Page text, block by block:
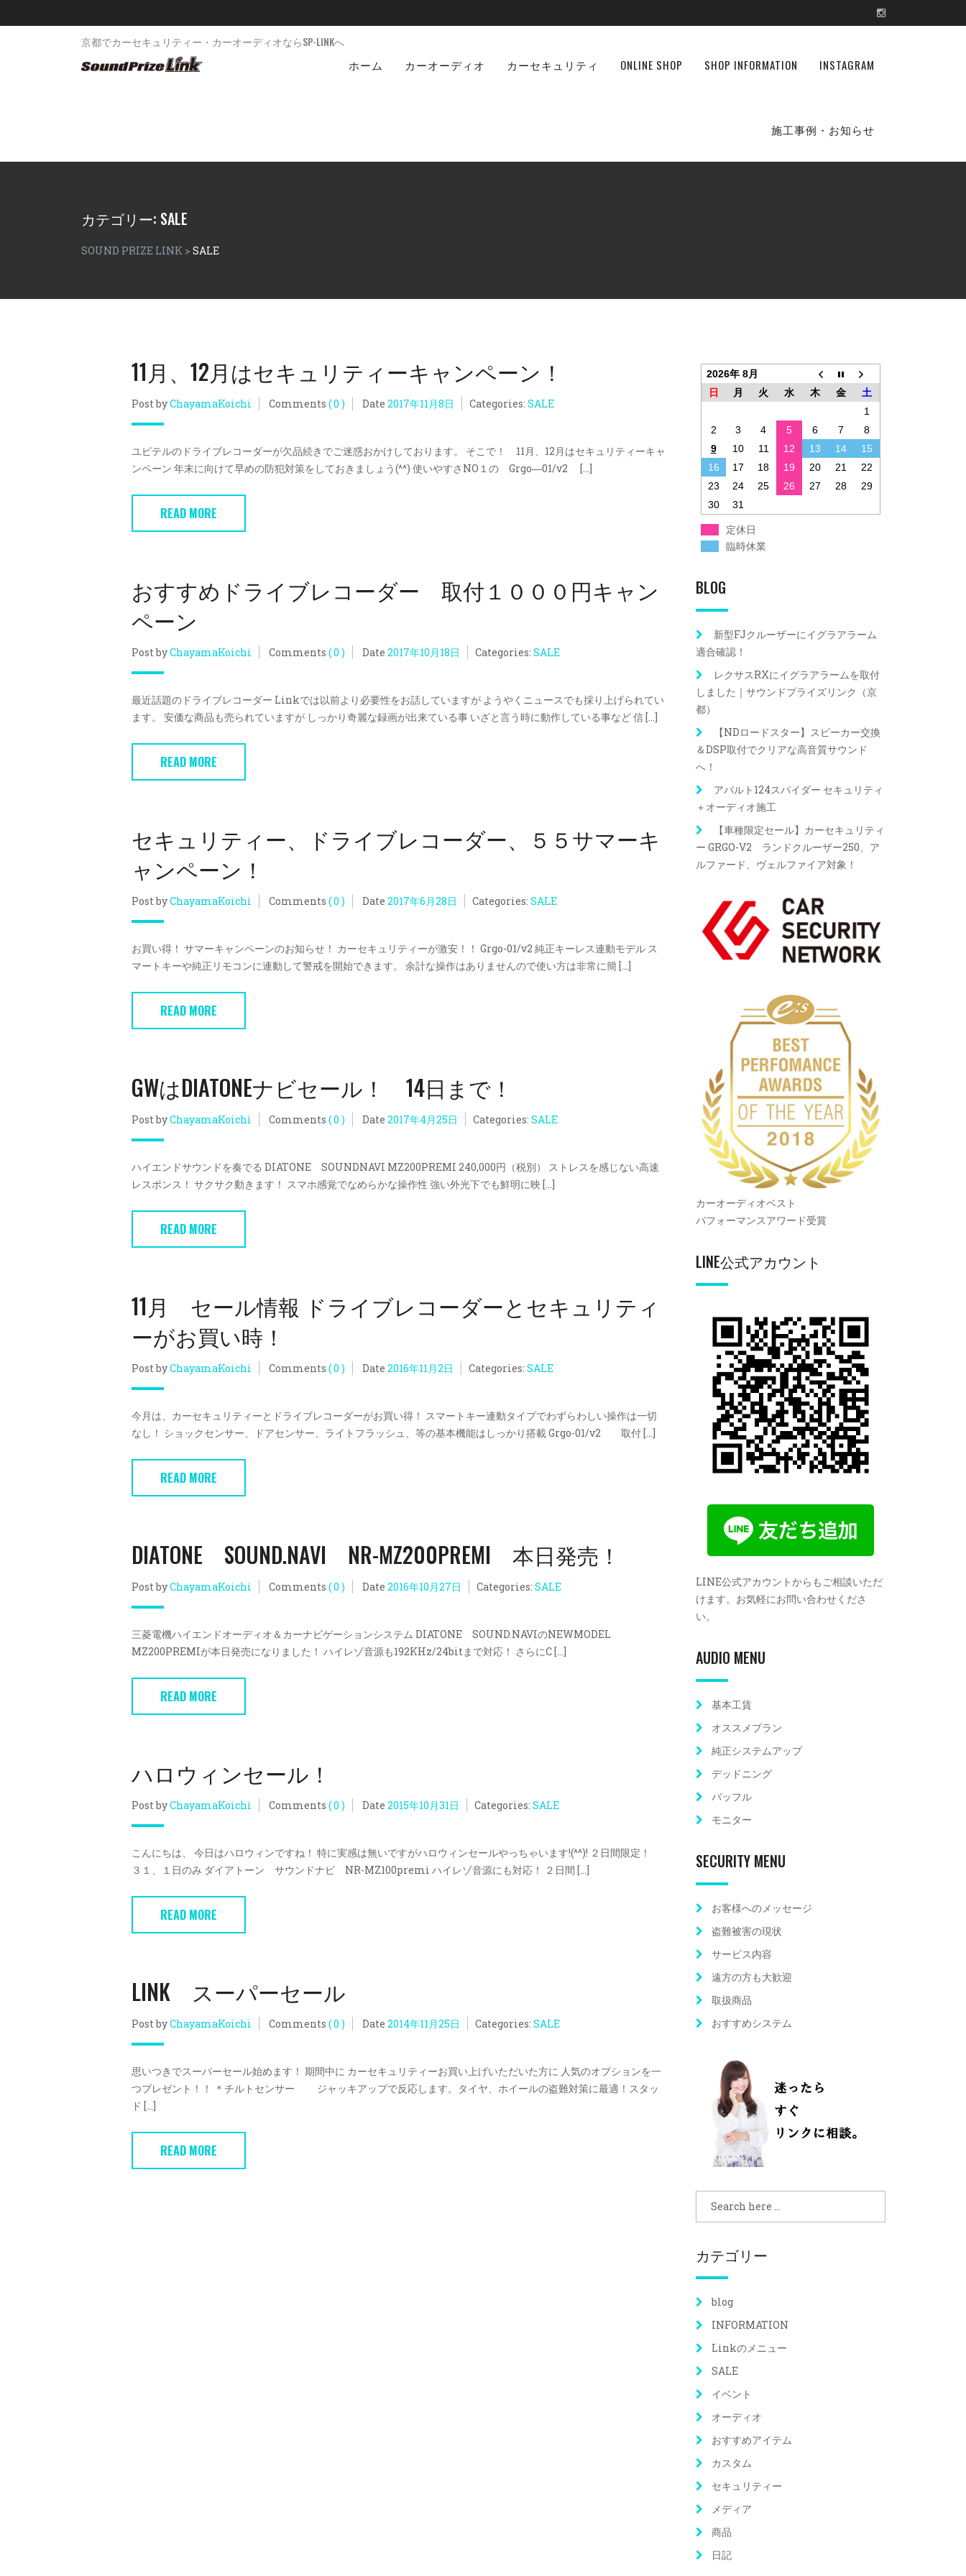
京都でカーセキュリティー・カーオーディオならSP-LINKへ
ホーム カーオーディオ カーセキュリティ ONLINE SHOP SHOP INFORMATION INSTAGRAM
施工事例・お知らせ
カテゴリー: SALE
SOUND PRIZE LINK > SALE
11月、12月はセキュリティーキャンペーン！
Post byChayamaKoichi Comments ( 0 ) Date 2017年11月8日 Categories: SALE
ユピテルのドライブレコーダーが欠品続きでご迷惑おかけしております。 そこで！ 11月、12月はセキュリティーキャ
ンペーン 年末に向けて早めの防犯対策をしておきましょう(^^) 使いやすさNO１の Grgo―01/v2 […]
READ MORE
おすすめドライブレコーダー 取付１０００円キャン
ペーン
Post byChayamaKoichi Comments ( 0 ) Date 2017年10月18日 Categories: SALE
最近話題のドライブレコーダー Linkでは以前より必要性をお話していますが ようやくニュースでも採り上げられてい
ます。 安価な商品も売られていますが しっかり奇麗な録画が出来ている事 いざと言う時に動作している事など 信 […]
READ MORE
セキュリティー、ドライブレコーダー、５５サマーキ
ャンペーン！
Post byChayamaKoichi Comments ( 0 ) Date 2017年6月28日 Categories: SALE
お買い得！ サマーキャンペーンのお知らせ！ カーセキュリティーが激安！！ Grgo-01/v2 純正キーレス連動モデル ス
マートキーや純正リモコンに連動して警戒を開始できます。 余計な操作はありませんので使い方は非常に簡 […]
READ MORE
GWはDIATONEナビセール！ 14日まで！
Post byChayamaKoichi Comments ( 0 ) Date 2017年4月25日 Categories: SALE
ハイエンドサウンドを奏でる DIATONE SOUNDNAVI MZ200PREMI 240,000円（税別） ストレスを感じない高速
レスポンス！ サクサク動きます！ スマホ感覚でなめらかな操作性 強い外光下でも鮮明に映 […]
READ MORE
11月 セール情報 ドライブレコーダーとセキュリティ
ーがお買い時！
Post byChayamaKoichi Comments ( 0 ) Date 2016年11月2日 Categories: SALE
今月は、カーセキュリティーとドライブレコーダーがお買い得！ スマートキー連動タイプでわずらわしい操作は一切
なし！ ショックセンサー、ドアセンサー、ライトフラッシュ、等の基本機能はしっかり搭載 Grgo-01/v2 取付 […]
READ MORE
DIATONE SOUND.NAVI NR-MZ200PREMI 本日発売！
Post byChayamaKoichi Comments ( 0 ) Date 2016年10月27日 Categories: SALE
三菱電機ハイエンドオーディオ＆カーナビゲーションシステム DIATONE SOUND.NAVIのNEWMODEL
MZ200PREMIが本日発売になりました！ ハイレゾ音源も192KHz/24bitまで対応！ さらにC […]
READ MORE
ハロウィンセール！
Post byChayamaKoichi Comments ( 0 ) Date 2015年10月31日 Categories: SALE
こんにちは、 今日はハロウィンですね！ 特に実感は無いですがハロウィンセールやっちゃいます!(^^)! ２日間限定！
３１、１日のみ ダイアトーン サウンドナビ NR-MZ100premi ハイレゾ音源にも対応！ ２日間 […]
READ MORE
LINK スーパーセール
Post byChayamaKoichi Comments ( 0 ) Date 2014年11月25日 Categories: SALE
思いつきでスーパーセール始めます！ 期間中に カーセキュリティーお買い上げいただいた方に 人気のオプションを一
つプレゼント！！ ＊チルトセンサー ジャッキアップで反応します。タイヤ、ホイールの盗難対策に最適！スタッ
ド […]
READ MORE
2026年 8月
日
月 火 水 木 金
土
1
2
3 4 5 6 7
8
9
10 11 12 13 14
15
16
17 18 19 20 21
22
23
24 25 26 27 28
29
30
31
定休日
臨時休業
BLOG
新型FJクルーザーにイグラアラーム
適合確認！
レクサスRXにイグラアラームを取付
しました｜サウンドプライズリンク（京
都）
【NDロードスター】スピーカー交換
＆DSP取付でクリアな高音質サウンド
へ！
アバルト124スパイダー セキュリティ
＋オーディオ施工
【車種限定セール】カーセキュリティ
ー GRGO-V2 ランドクルーザー250、ア
ルファード、ヴェルファイア対象！
カーオーディオベスト
パフォーマンスアワード受賞
LINE公式アカウント
LINE公式アカウントからもご相談いただ
けます。お気軽にお問い合わせくださ
い。
AUDIO MENU
基本工賃
オススメプラン
純正システムアップ
デッドニング
バッフル
モニター
SECURITY MENU
お客様へのメッセージ
盗難被害の現状
サービス内容
遠方の方も大歓迎
取扱商品
おすすめシステム
カテゴリー
blog
INFORMATION
Linkのメニュー
SALE
イベント
オーディオ
おすすめアイテム
カスタム
セキュリティー
メディア
商品
日記